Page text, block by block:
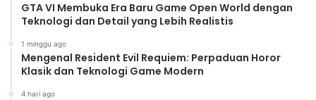
GTA VI Membuka Era Baru Game Open World dengan
Teknologi dan Detail yang Lebih Realistis
1 minggu ago
Mengenal Resident Evil Requiem: Perpaduan Horor
Klasik dan Teknologi Game Modern
4 hari ago